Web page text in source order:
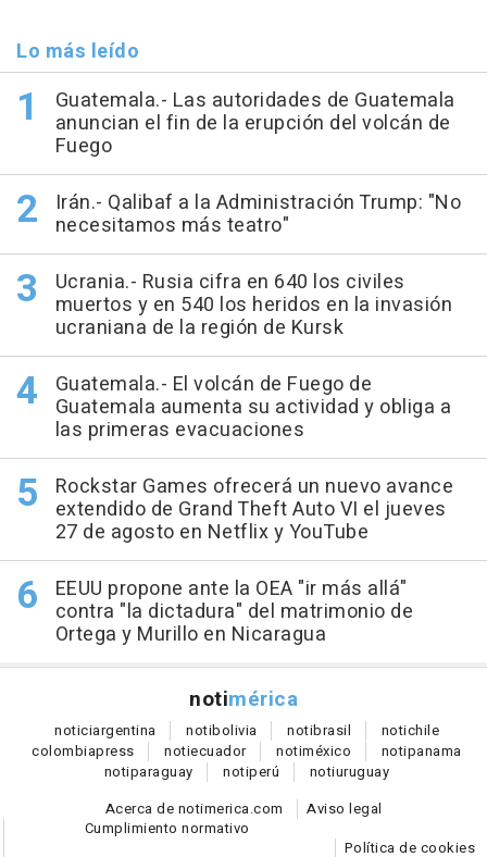
Lo más leído
Guatemala.- Las autoridades de Guatemala
anuncian el fin de la erupción del volcán de
Fuego
Irán.- Qalibaf a la Administración Trump: "No
necesitamos más teatro"
Ucrania.- Rusia cifra en 640 los civiles
muertos y en 540 los heridos en la invasión
ucraniana de la región de Kursk
Guatemala.- El volcán de Fuego de
Guatemala aumenta su actividad y obliga a
las primeras evacuaciones
Rockstar Games ofrecerá un nuevo avance
extendido de Grand Theft Auto VI el jueves
27 de agosto en Netflix y YouTube
EEUU propone ante la OEA "ir más allá"
contra "la dictadura" del matrimonio de
Ortega y Murillo en Nicaragua
notimérica
noticiargentina notibolivia notibrasil notichile
colombiapress notiecuador notiméxico notipanama
notiparaguay notiperú notiuruguay
Acerca de notimerica.com
Aviso legal
Cumplimiento normativo
Política de cookies